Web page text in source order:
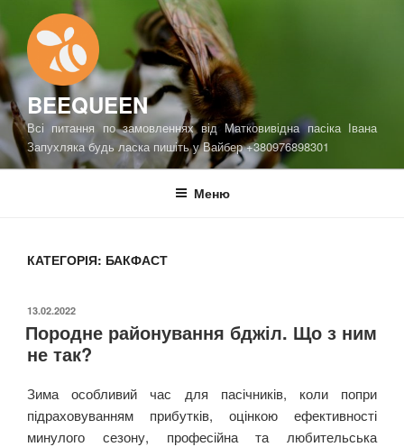
до
вмісту
BEEQUEEN
Всі питання по замовленнях від Матковивідна пасіка Івана
Запухляка будь ласка пишіть у Вайбер +380976898301
Меню
КАТЕГОРІЯ: БАКФАСТ
ОПУБЛІКОВАНО
13.02.2022
Породне районування бджіл. Що з ним
не так?
Зима особливий час для пасічників, коли попри
підраховуванням прибутків, оцінкою ефективності
минулого сезону, професійна та любительська